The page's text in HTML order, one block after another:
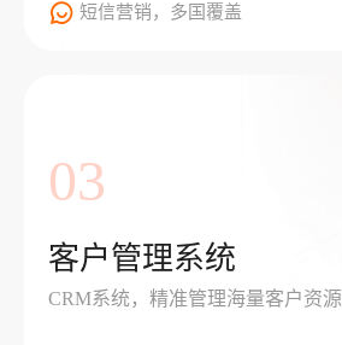
短信营销，多国覆盖
03
客户管理系统
CRM系统，精准管理海量客户资源